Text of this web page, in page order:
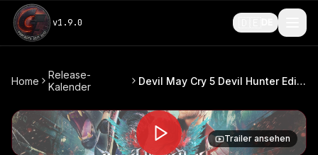
v1.9.0
Home
Release-
Kalender
Devil May Cry 5 Devil Hunter Edition
Trailer ansehen